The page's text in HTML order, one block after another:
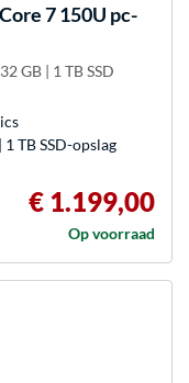
7 150U pc-
GB | 1 TB SSD
TB SSD-opslag
€ 1.199,00
Op voorraad